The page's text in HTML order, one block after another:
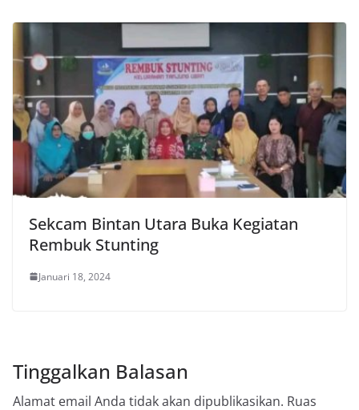
Sekcam Bintan Utara Buka Kegiatan
Rembuk Stunting
Januari 18, 2024
Tinggalkan Balasan
Alamat email Anda tidak akan dipublikasikan. Ruas